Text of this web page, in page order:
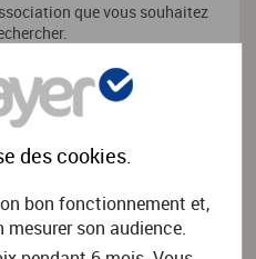
que vous souhaitez
descookies.
bon fonctionnement et,
mesurer son audience.